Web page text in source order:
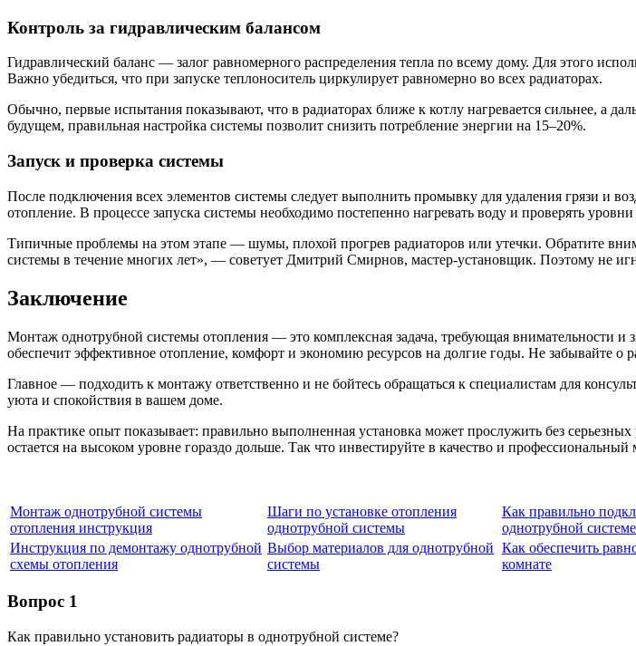
Контроль за гидравлическим балансом
Гидравлический баланс — залог равномерного распределения тепла по всему дому. Для этого
Важно убедиться, что при запуске теплоноситель циркулирует равномерно во всех радиаторах.
Обычно, первые испытания показывают, что в радиаторах ближе к котлу нагревается сильнее, а
будущем, правильная настройка системы позволит снизить потребление энергии на 15–20%.
Запуск и проверка системы
После подключения всех элементов системы следует выполнить промывку для удаления грязи и
отопление. В процессе запуска системы необходимо постепенно нагревать воду и проверять
Типичные проблемы на этом этапе — шумы, плохой прогрев радиаторов или утечки. Обратите
системы в течение многих лет», — советует Дмитрий Смирнов, мастер-установщик. Поэтому не
Заключение
Монтаж однотрубной системы отопления — это комплексная задача, требующая внимательности
обеспечит эффективное отопление, комфорт и экономию ресурсов на долгие годы. Не забывайте о
Главное — подходить к монтажу ответственно и не бойтесь обращаться к специалистам для
уюта и спокойствия в вашем доме.
На практике опыт показывает: правильно выполненная установка может прослужить без
остается на высоком уровне гораздо дольше. Так что инвестируйте в качество и
Монтаж однотрубной системы
отопления инструкция
Шаги по установке отопления
однотрубной системы
Как правильно
однотрубной системе
Инструкция по демонтажу однотрубной
схемы отопления
Выбор материалов для однотрубной
системы
Как обеспечить
комнате
Вопрос 1
Как правильно установить радиаторы в однотрубной системе?